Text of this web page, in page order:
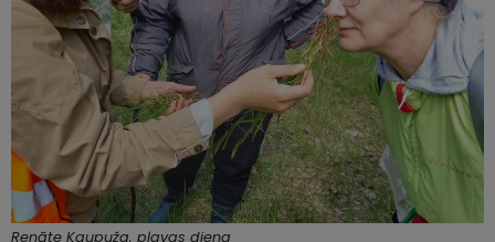
Renāte Kaupuža, pļavas diena